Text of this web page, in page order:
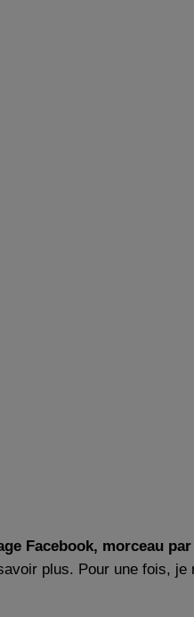
Facebook, morceau
plus. Pour une fois, je